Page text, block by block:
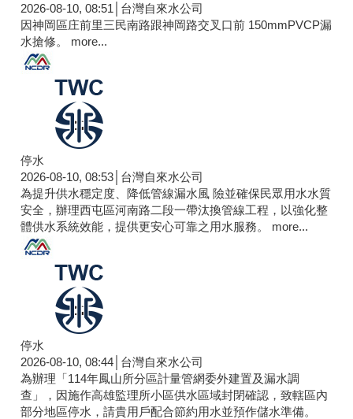
2026-08-10, 08:51│台灣自來水公司
因神岡區庄前里三民南路跟神岡路交叉口前 150mmPVCP漏
水搶修。 more...
停水
2026-08-10, 08:53│台灣自來水公司
為提升供水穩定度、降低管線漏水風 險並確保民眾用水水質
安全，辦理西屯區河南路二段一帶汰換管線工程，以強化整
體供水系統效能，提供更安心可靠之用水服務。 more...
停水
2026-08-10, 08:44│台灣自來水公司
為辦理「114年鳳山所分區計量管網委外建置及漏水調
查」，因施作高雄監理所小區供水區域封閉確認，致轄區內
部分地區停水，請貴用戶配合節約用水並預作儲水準備。